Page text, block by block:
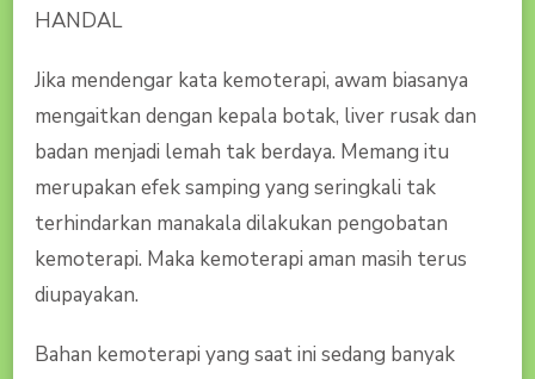
HANDAL
Jika mendengar kata kemoterapi, awam biasanya
mengaitkan dengan kepala botak, liver rusak dan
badan menjadi lemah tak berdaya. Memang itu
merupakan efek samping yang seringkali tak
terhindarkan manakala dilakukan pengobatan
kemoterapi. Maka kemoterapi aman masih terus
diupayakan.
Bahan kemoterapi yang saat ini sedang banyak